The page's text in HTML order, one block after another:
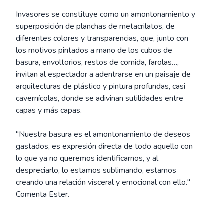
Invasores se constituye como un amontonamiento y
superposición de planchas de metacrilatos, de
diferentes colores y transparencias, que, junto con
los motivos pintados a mano de los cubos de
basura, envoltorios, restos de comida, farolas…,
invitan al espectador a adentrarse en un paisaje de
arquitecturas de plástico y pintura profundas, casi
cavernícolas, donde se adivinan sutilidades entre
capas y más capas.
"Nuestra basura es el amontonamiento de deseos
gastados, es expresión directa de todo aquello con
lo que ya no queremos identificarnos, y al
despreciarlo, lo estamos sublimando, estamos
creando una relación visceral y emocional con ello."
Comenta Ester.